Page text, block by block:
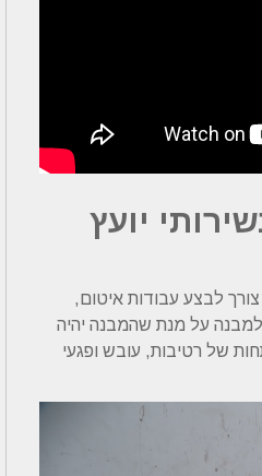
יועץ
לבצע עבודות איטום,
למבנה על מנת שהמבנה יהיה
של רטיבות, עובש ופגעי